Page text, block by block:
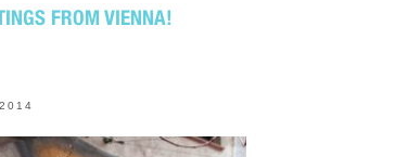
FROM VIENNA!